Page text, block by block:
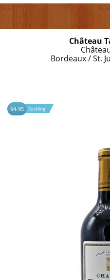
Château
Bordeaux / St.
94-95 Suckling